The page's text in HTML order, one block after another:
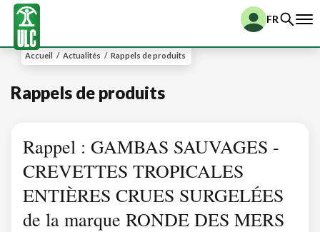
FR
Accueil / Actualités / Rappels de produits
Rappels de produits
Rappel : GAMBAS SAUVAGES -
CREVETTES TROPICALES
ENTIÈRES CRUES SURGELÉES
de la marque RONDE DES MERS